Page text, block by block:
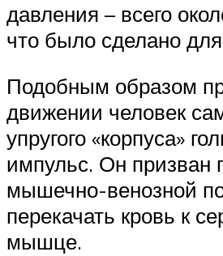
давления – всего
что было сделано
Подобным образом
движении человек
упругого «корпуса»
импульс. Он призван
мышечно-венозной
перекачать кровь к
мышце.